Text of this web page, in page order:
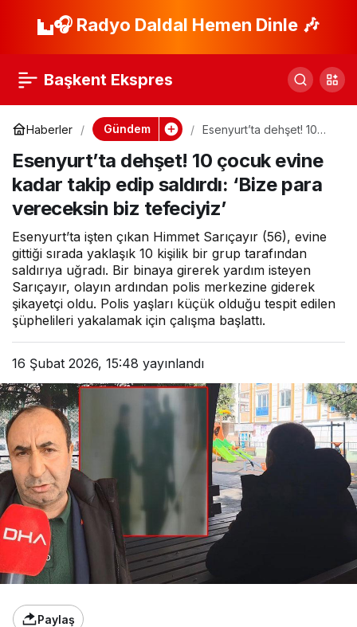
🎧 Radyo Daldal Hemen Dinle 🎶
Başkent Ekspres
Haberler Gündem
Esenyurt’ta dehşet! 10
edip saldırdı: ‘Bize para
vereceksin biz tefeciyiz’
Esenyurt’ta dehşet! 10 çocuk evine
kadar takip edip saldırdı: ‘Bize para
vereceksin biz tefeciyiz’
Esenyurt’ta işten çıkan Himmet Sarıçayır (56), evine
gittiği sırada yaklaşık 10 kişilik bir grup tarafından
saldırıya uğradı. Bir binaya girerek yardım isteyen
Sarıçayır, olayın ardından polis merkezine giderek
şikayetçi oldu. Polis yaşları küçük olduğu tespit edilen
şüphelileri yakalamak için çalışma başlattı.
16 Şubat 2026, 15:48 yayınlandı
Paylaş
Başkan Aydın’dan
Hizmet
Paylaş